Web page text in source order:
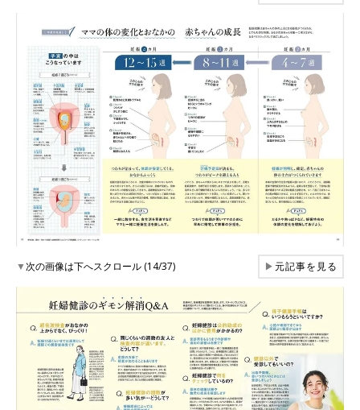
▼次の画像は下へスクロール (14/37) ▶元記事を見る